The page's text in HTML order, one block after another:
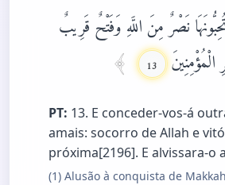
نَصْرٌ مِنَ اللَّهِ وَفَتْحٌ قَرِيبٌ
13
PT: 13. E conceder-vos-á
amais: socorro de Allah e
próxima[2196]. E alvissara-o
(1) Alusão à conquista de